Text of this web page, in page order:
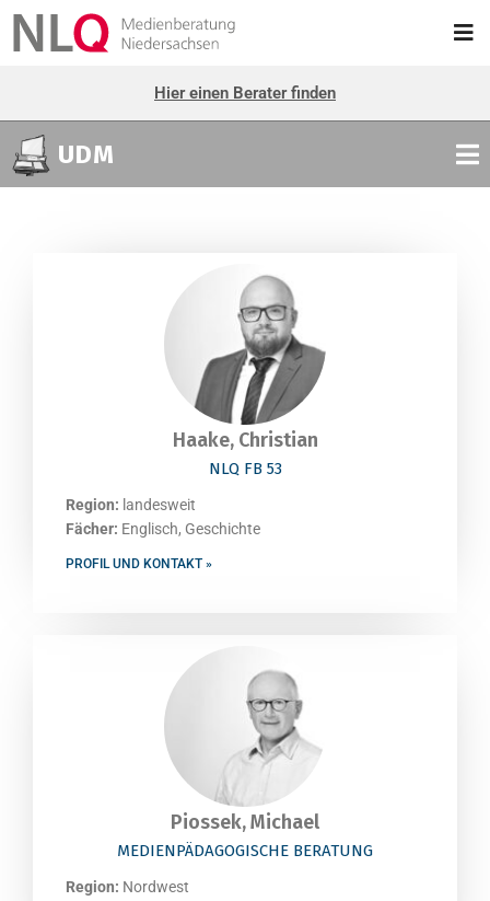
Hier einen Berater finden
UDM
Haake, Christian
NLQ FB 53
Region: landesweit
Fächer: Englisch, Geschichte
PROFIL UND KONTAKT »
Piossek, Michael
MEDIENPÄDAGOGISCHE BERATUNG
Region: Nordwest